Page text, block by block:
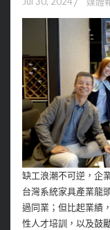
缺工浪潮不可逆，企
台灣系統家具產業龍
過同業；但比起業績
性人才培訓，以及鼓